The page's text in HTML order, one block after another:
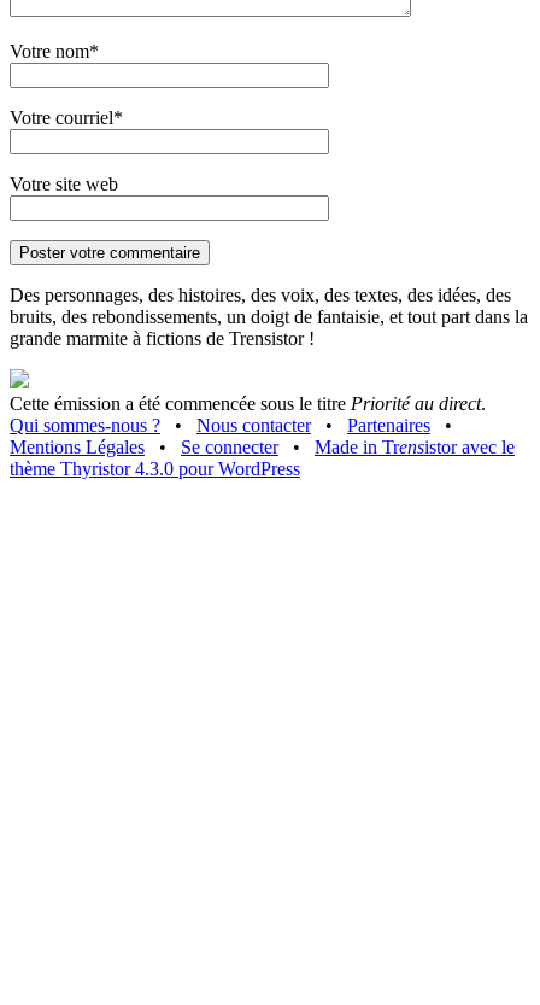
Votre nom*
Votre courriel*
Votre site web
Des personnages, des histoires, des voix, des textes, des idées, des
bruits, des rebondissements, un doigt de fantaisie, et tout part dans la
grande marmite à fictions de Trensistor !
Cette émission a été commencée sous le titre Priorité au direct.
Qui sommes-nous ?
• Nous contacter • Partenaires
•
Mentions Légales
• Se connecter • Made in Trensistor avec le
thème Thyristor 4.3.0 pour WordPress